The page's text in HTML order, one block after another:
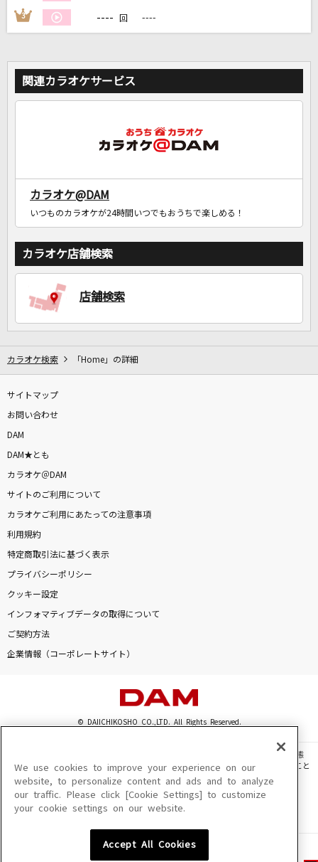
家族や友達と一緒に！練習にも！
3 ---- 回 ----
関連カラオケサービス
カラオケ@DAM
いつものカラオケが24時間いつでもおうちで楽しめる！
カラオケ店舗検索
店舗検索
カラオケ検索 「Home」の詳細
サイトマップ
お問い合わせ
DAM
DAM★とも
カラオケ＠DAM
サイトのご利用について
カラオケご利用にあたっての注意事項
利用規約
特定商取引法に基づく表示
プライバシーポリシー
クッキー設定
インフォマティブデータの取得について
ご契約方法
企業情報（コーポレートサイト）
© DAIICHIKOSHO CO.,LTD. All Rights Reserved.
このサイトに掲載されている一切の文章・画像・写真・動画・音声等を、手段や形態
を問わず、著作権法の定める範囲を超えて無断で複製、転載、ファイル化などすること
を禁じます。
楽曲及びコンテンツは、機種によりご利用いただけない場合があります。
楽曲及びコンテンツの配信日、配信内容が変更になる場合があります。
We use cookies to improve your experience on our
website, to personalize content and ads and to analyze
our traffic. Please click [Cookie Settings] to customize
your cookie settings on our website.
Accept All Cookies